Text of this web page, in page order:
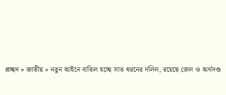
প্রচ্ছদ»জাতীয়»নতুন আইনে বাতিল হচ্ছে সাত ধরনের দলিল, রয়েছে জেল ও অর্থদণ্ড